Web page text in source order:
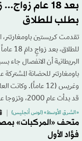
بعد 18 عام
بطلب للطلاق
تقدمت كريستين باومغارتنر،
البريطانية أن الانفصال
قد بدأت عام 2000، وتزوجا عام 2004.
«الشرق الأوسط» (لوس أنجليس)
متحف «المركبات»
فؤاد الأول